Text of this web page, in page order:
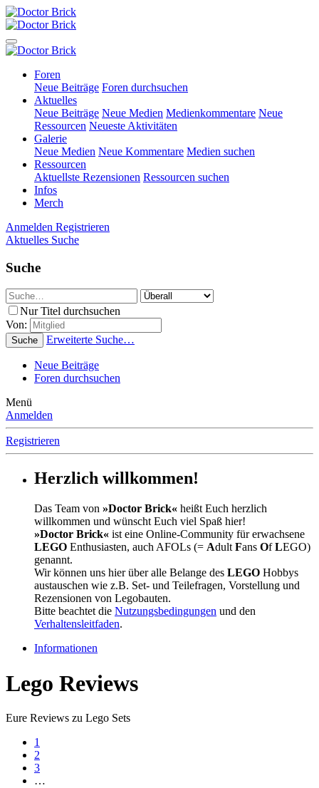
Foren
Neue Beiträge Foren durchsuchen
Aktuelles
Neue Beiträge Neue Medien Medienkommentare Neue
Ressourcen Neueste Aktivitäten
Galerie
Neue Medien Neue Kommentare Medien suchen
Ressourcen
Aktuellste Rezensionen Ressourcen suchen
Infos
Merch
Anmelden Registrieren
Aktuelles Suche
Suche
Nur Titel durchsuchen
Von:
Suche Erweiterte Suche…
Neue Beiträge
Foren durchsuchen
Menü
Anmelden
Registrieren
Herzlich willkommen!
Das Team von »Doctor Brick« heißt Euch herzlich
willkommen und wünscht Euch viel Spaß hier!
»Doctor Brick« ist eine Online-Community für erwachsene
LEGO Enthusiasten, auch AFOLs (= Adult Fans OfLEGO)
genannt.
Wir können uns hier über alle Belange des LEGO Hobbys
austauschen wie z.B. Set- und Teilefragen, Vorstellung und
Rezensionen von Legobauten.
Bitte beachtet die Nutzungsbedingungen und den
Verhaltensleitfaden.
Informationen
Lego Reviews
Eure Reviews zu Lego Sets
1
2
3
…